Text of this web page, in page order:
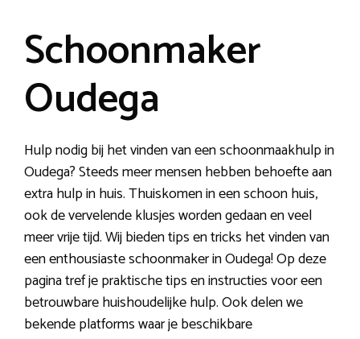
Schoonmaker
Oudega
Hulp nodig bij het vinden van een schoonmaakhulp in
Oudega? Steeds meer mensen hebben behoefte aan
extra hulp in huis. Thuiskomen in een schoon huis,
ook de vervelende klusjes worden gedaan en veel
meer vrije tijd. Wij bieden tips en tricks het vinden van
een enthousiaste schoonmaker in Oudega! Op deze
pagina tref je praktische tips en instructies voor een
betrouwbare huishoudelijke hulp. Ook delen we
bekende platforms waar je beschikbare